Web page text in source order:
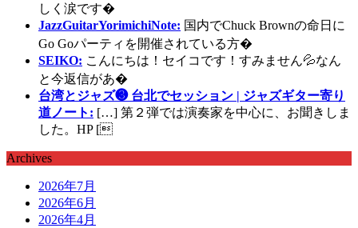
しく涙です�
JazzGuitarYorimichiNote: 国内でChuck Brownの命日に
Go Goパーティを開催されている方�
SEIKO: こんにちは！セイコです！すみません💦なん
と今返信があ�
台湾とジャズ❸ 台北でセッション | ジャズギター寄り
道ノート: […] 第２弾では演奏家を中心に、お聞きしま
した。HP [
Archives
2026年7月
2026年6月
2026年4月